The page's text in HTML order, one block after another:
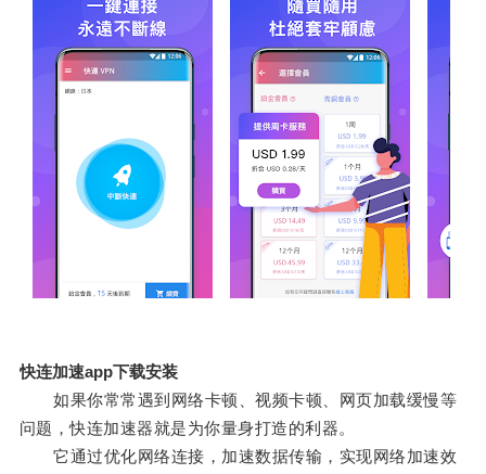
快连加速app下载安装
如果你常常遇到网络卡顿、视频卡顿、网页加载缓慢等
问题，快连加速器就是为你量身打造的利器。
它通过优化网络连接，加速数据传输，实现网络加速效